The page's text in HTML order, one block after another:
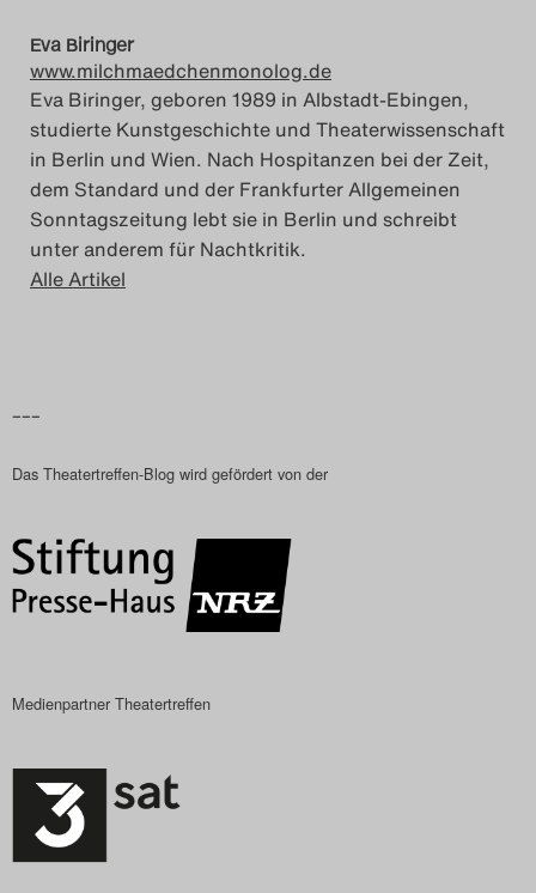
Das Theatertreffen-Blog
2019
Das Theatertreffen-Blog
2020
Das Theatertreffen-Blog
Das Theatertreffen-Blog
Das Theatertreffen-Blog
2024
Das Theatertreffen-Blog
Eva Biringer
www.milchmaedchenmonolog.de
Eva Biringer, geboren 1989 in Albstadt-Ebingen,
studierte Kunstgeschichte und Theaterwissenschaft
in Berlin und Wien. Nach Hospitanzen bei der Zeit,
dem Standard und der Frankfurter Allgemeinen
Sonntagszeitung lebt sie in Berlin und schreibt
unter anderem für Nachtkritik.
Alle Artikel
–––
Das Theatertreffen-Blog wird gefördert von der
Medienpartner Theatertreffen